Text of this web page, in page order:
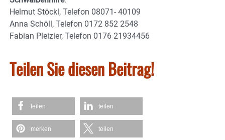
Helmut Stöckl, Telefon 08071- 40109
Anna Schöll, Telefon 0172 852 2548
Fabian Pleizier, Telefon 0176 21934456
Teilen Sie diesen Beitrag!
teilen teilen
merken teilen